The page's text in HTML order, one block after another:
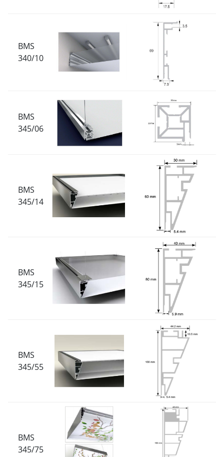
BMS
340/10
BMS
345/06
BMS
345/14
BMS
345/15
BMS
345/55
BMS
345/75